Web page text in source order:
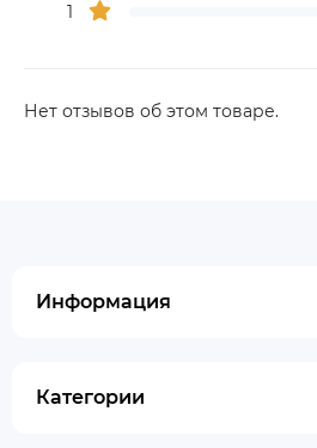
1
Нет отзывов об этом товаре.
Информация
Категории